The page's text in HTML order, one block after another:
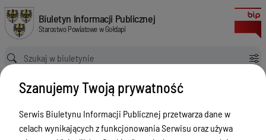
KONSULTACJE PROGRAMU WSPÓŁPRACY NA 2018 ROK
Biuletyn Informacji Publicznej Starostwo Powiatowe w Gołdapi
Biuletyn Informacji Publicznej
Starostwo Powiatowe w Gołdapi
Ścieżka powrotu
Strona główna
Organizacje Pozarządowe
KONSULTACJE PROGRAMU WSPÓŁPRACY NA 2018 ROK
Organizacje Pozarządowe
Menu Przedmiotowe
Szanujemy Twoją prywatność
Serwis Biuletynu Informacji Publicznej przetwarza dane w
celach wynikających z funkcjonowania Serwisu oraz używa